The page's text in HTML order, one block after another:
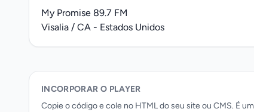
My Promise 89.7 FM
Visalia / CA - Estados Unidos
INCORPORAR O PLAYER
Copie o código e cole no HTML do seu site ou CMS. É um